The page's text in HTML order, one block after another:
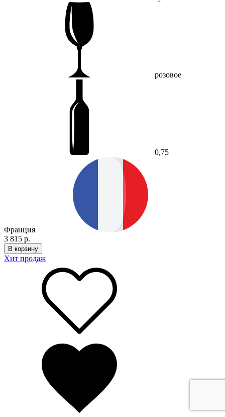
розовое
0,75
Франция
3 815 р.
В корзину
Хит продаж